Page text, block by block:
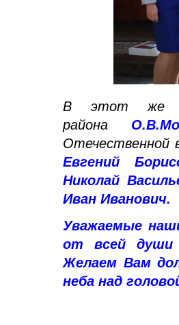
В этот же
района
Отечественной
Евгений
Николай
Иван Иванович.
Уважаемые
от всей души
Желаем Вам
неба над